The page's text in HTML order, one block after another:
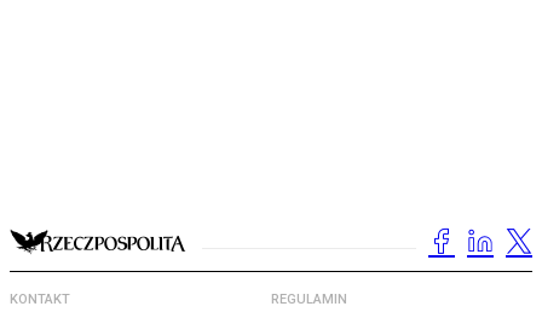
KONTAKT REGULAMIN